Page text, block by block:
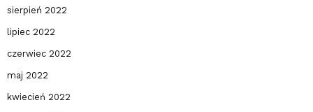
sierpień 2022
lipiec 2022
czerwiec 2022
maj 2022
kwiecień 2022